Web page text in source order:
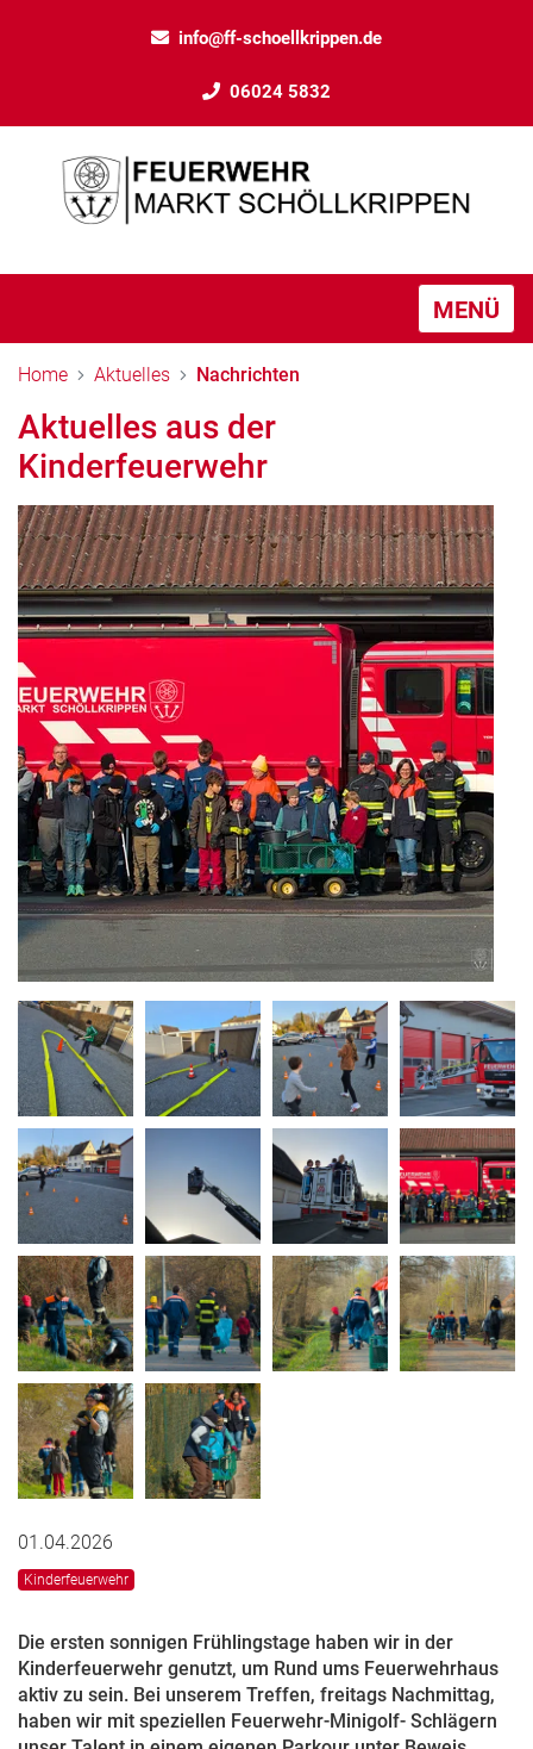
info@ff-schoellkrippen.de
06024 5832
MENÜ
Home Aktuelles Nachrichten
Aktuelles aus der
Kinderfeuerwehr
01.04.2026
Kinderfeuerwehr
Die ersten sonnigen Frühlingstage haben wir in der
Kinderfeuerwehr genutzt, um Rund ums Feuerwehrhaus
aktiv zu sein. Bei unserem Treffen, freitags Nachmittag,
haben wir mit speziellen Feuerwehr-Minigolf- Schlägern